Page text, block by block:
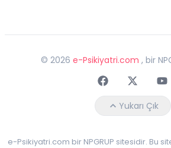
© 2026 e-Psikiyatri.com , bir
FaceebokTwitter
Yukarı Çık
e-Psikiyatri.com bir NPGRUP sitesidir. Bu